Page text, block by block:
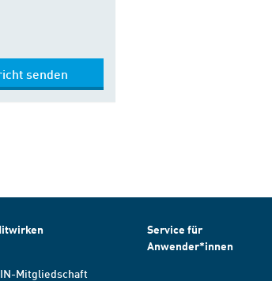
senden
Mitgliedschaft
Service für
Anwender*innen